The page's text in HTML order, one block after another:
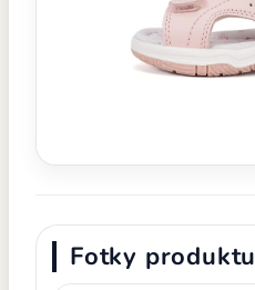
Fotky produktu